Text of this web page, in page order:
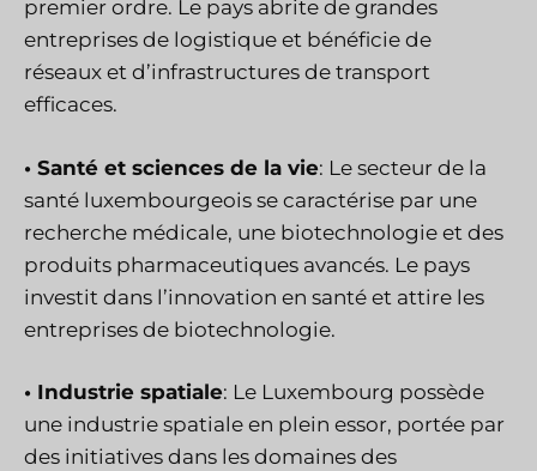
premier ordre. Le pays abrite de grandes
entreprises de logistique et bénéficie de
réseaux et d’infrastructures de transport
efficaces.
• Santé et sciences de la vie: Le secteur de la
santé luxembourgeois se caractérise par une
recherche médicale, une biotechnologie et des
produits pharmaceutiques avancés. Le pays
investit dans l’innovation en santé et attire les
entreprises de biotechnologie.
• Industrie spatiale: Le Luxembourg possède
une industrie spatiale en plein essor, portée par
des initiatives dans les domaines des